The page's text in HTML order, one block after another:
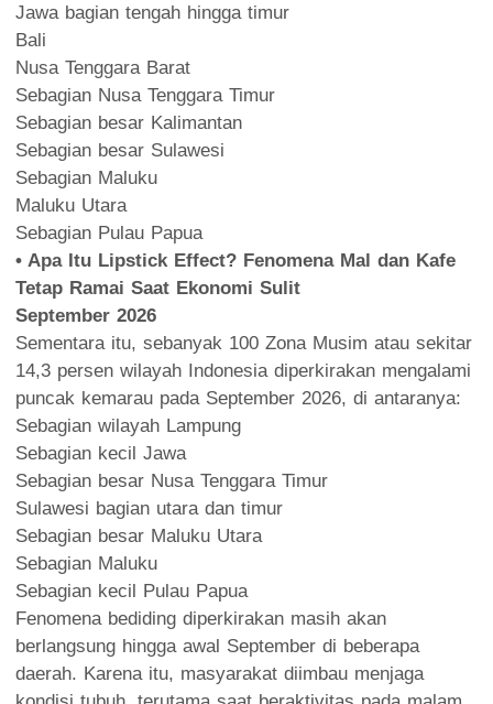
Jawa bagian tengah hingga timur
Bali
Nusa Tenggara Barat
Sebagian Nusa Tenggara Timur
Sebagian besar Kalimantan
Sebagian besar Sulawesi
Sebagian Maluku
Maluku Utara
Sebagian Pulau Papua
• Apa Itu Lipstick Effect? Fenomena Mal dan Kafe
Tetap Ramai Saat Ekonomi Sulit
September 2026
Sementara itu, sebanyak 100 Zona Musim atau sekitar
14,3 persen wilayah Indonesia diperkirakan mengalami
puncak kemarau pada September 2026, di antaranya:
Sebagian wilayah Lampung
Sebagian kecil Jawa
Sebagian besar Nusa Tenggara Timur
Sulawesi bagian utara dan timur
Sebagian besar Maluku Utara
Sebagian Maluku
Sebagian kecil Pulau Papua
Fenomena bediding diperkirakan masih akan
berlangsung hingga awal September di beberapa
daerah. Karena itu, masyarakat diimbau menjaga